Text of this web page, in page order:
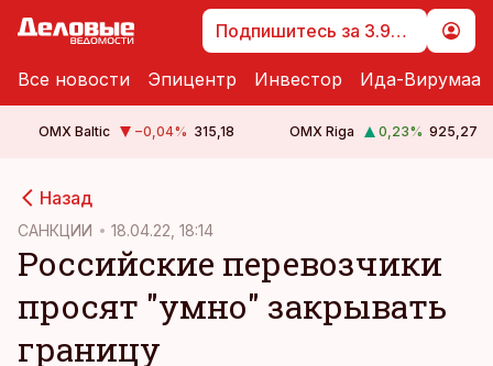
Подпишитесь за 3.99 €
Все новости Эпицентр Инвестор Ида-Вирумаа
OMX Baltic −0,04% 315,18 OMX Riga 0,23% 925,27
Назад
САНКЦИИ 18.04.22, 18:14
Российские перевозчики
просят "умно" закрывать
границу